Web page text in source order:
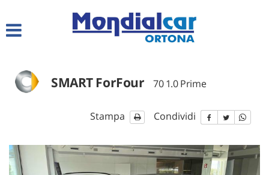
CHI SIAMO
ACQUISTIAMO USATO
SMART ForFour 70 1.0 Prime
Stampa Condividi